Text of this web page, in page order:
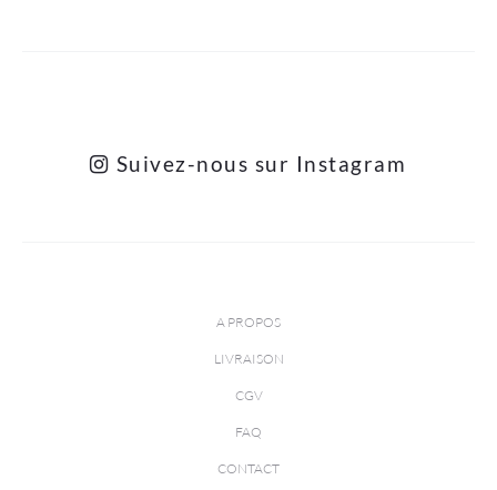
Suivez-nous sur Instagram
A PROPOS
LIVRAISON
CGV
FAQ
CONTACT